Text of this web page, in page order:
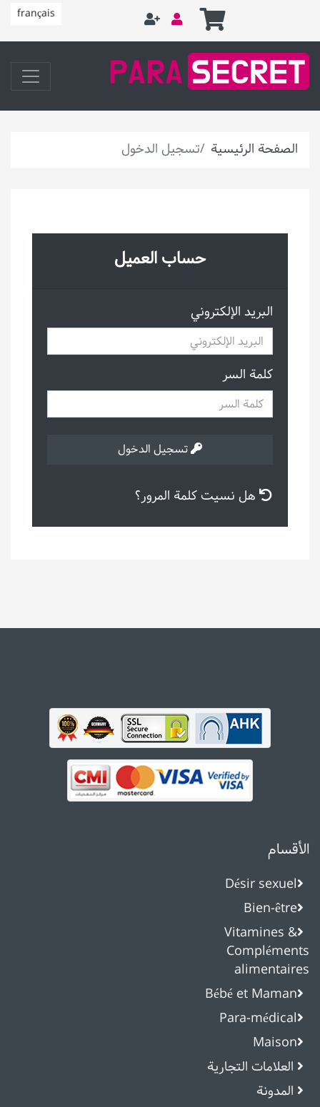
français
الصفحة الرئيسية تسجيل الدخول
حساب العميل
البريد الإلكتروني
كلمة السر
هل نسيت كلمة المرور؟
الأقسام
Désir sexuel
Bien-être
Vitamines &
Compléments
alimentaires
Bébé et Maman
Para-médical
Maison
العلامات التجارية
المدونة